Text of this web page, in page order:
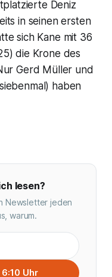
Deniz
in seinen ersten
sich Kane mit 36
die Krone des
Gerd Müller und
haben
lesen?
Newsletter jeden
warum.
Uhr